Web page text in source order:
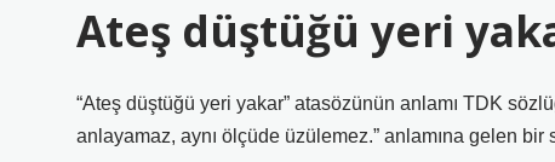
Ateş düştüğü yeri
“Ateş düştüğü yeri yakar” atasözünün anlamı TDK
anlayamaz, aynı ölçüde üzülemez.” anlamına gelen bir